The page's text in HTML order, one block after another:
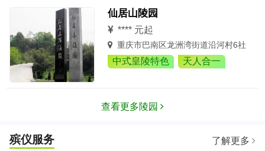
仙居山陵园
**** 元起
重庆市巴南区龙洲湾街道沿河村6社
中式皇陵特色 天人合一
查看更多陵园
殡仪服务 了解更多